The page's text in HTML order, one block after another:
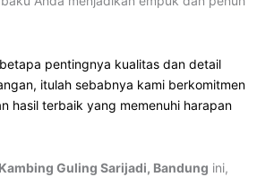
pentingnya kualitas dan detail
itulah sebabnya kami berkomitmen
hasil terbaik yang memenuhi harapan
Kambing Guling Sarijadi, Bandung ini,